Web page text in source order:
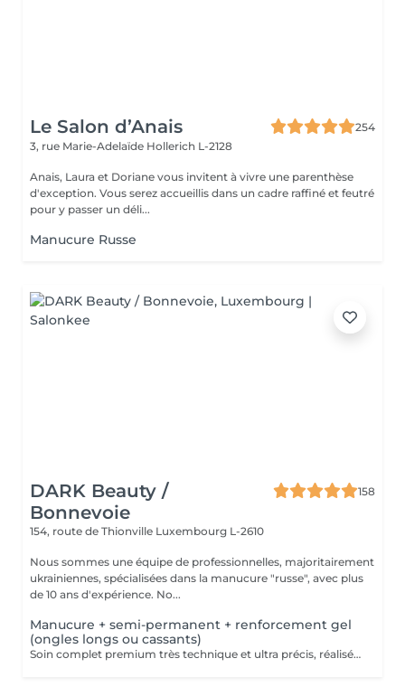
Le Salon d’Anais
254
3, rue Marie-Adelaïde Hollerich L-2128
Anais, Laura et Doriane vous invitent à vivre une parenthèse
d'exception. Vous serez accueillis dans un cadre raffiné et feutré
pour y passer un déli...
Manucure Russe
DARK Beauty /
Bonnevoie
158
154, route de Thionville Luxembourg L-2610
Nous sommes une équipe de professionnelles, majoritairement
ukrainiennes, spécialisées dans la manucure "russe", avec plus
de 10 ans d'expérience. No...
Manucure + semi-permanent + renforcement gel
(ongles longs ou cassants)
Soin complet premium très technique et ultra précis, réalisé principalement à la ponceuse afin d'obtenir un contour d'ongle parfaitement net et une application du vernis au plus près, voire légèrement sous la cuticule. Cette technique permet de retarder visuellement la repousse d'environ 10 jours. Résultat visuel : -Ongles extrêmement soignés, contours nets, forme impeccable -Effet Instagram / photo studio : propre, précis, sans petites peaux apparentes Nous incluons un renforcement en gel, fortement conseillé pour les ongles longs, fragiles ou cassants. Une solution idéale pour des ongles impeccables et durables : -Tenue moyenne : Jusqu'à 4 semaines !!!! Contenu de la prestation 95 € : -Dépose de l'ancien vernis semi-permanent et/ou gel (si nécessaire, déjà incluse dans ce prix/service) -Préparation très minutieuse de la plaque de l'ongle -Élimination des peaux mortes -Mise en forme et limage des ongles -Traitement délicat des cuticules -Renforcement en gel -Correction de la forme de l'ongle -Application du vernis semi-permanent -Application d'huile pour cuticules et de crème pour les mains Optionnel : -Prix par ongle pour extension jusqu'à 5 ongles (réservez svp "AVEC décoration simple" dans ce cas) +3€ par ongle -Prix par ongle pour décoration jusqu'à 5 ongles (réservez svp "AVEC décoration simple" dans ce cas) +3€ par ongle -Prix pour décoration simple (French, Chrome, Baby Boomer, Cat Eyes, Stickers, Foil) 6-10 ongles -> +20€ -Prix pour décoration complexe (3D, Dessins à la mains, Stamping, French avec Chrome, Baby Boomer avec Chrome, French avec Cat Eyes) 6-10 ongles -> +30€